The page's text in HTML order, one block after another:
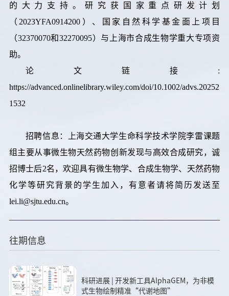
的大力支持。研究获国家重点研发计划
（2023YFA0914200）、国家自然科学基金面上项目
（32370070和32270095）与上海市合成生物学重大专项资
助。
论文链接:
https://advanced.onlinelibrary.wiley.com/doi/10.1002/advs.20252
1532
招聘信息：上海交通大学生命科学技术学院李雷课题
组主要从事微生物天然药物创新发现与高效合成研究，诚
招博士后2名，欢迎具有微生物学、合成生物学、天然药物
化学等研究背景的学生加入，有意者请将简历发送至
lei.li@sjtu.edu.cn。
往期信息
科研进展 | 开发新工具AlphaGEM，为非模
式生物绘制精准“代谢地图”